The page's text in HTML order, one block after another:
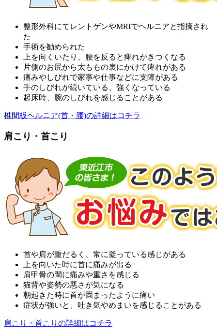
整形外科にてレントゲンやMRIでヘルニアと指摘され
た
手術を勧められた
上を向くいたり、腰を反ると痺れがきつくなる
片側のお尻から太ももの裏にかけて痺れがある
痛みやしびれで家事や仕事などに支障がある
手のしびれが続いている、強くなっている
起床時、腕のしびれを感じることがある
椎間板ヘルニア(首・腰)の詳細はコチラ
肩こり・首こり
首や肩が重だるく、常に凝っている感じがある
上を向いた時に首に痛みが出る
肩甲骨の間に痛みや重さを感じる
猫背や姿勢の悪さが気になる
朝起きた時に首が固まったように痛い
症状が強いと、吐き気やめまいを感じることがある
肩こり・首こりの詳細はコチラ